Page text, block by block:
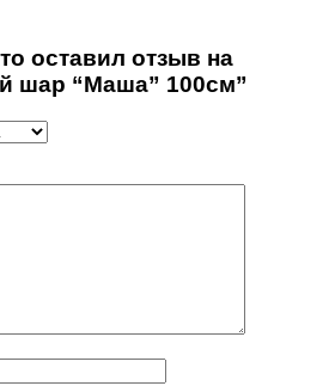
оставил отзыв на
шар “Маша” 100см”